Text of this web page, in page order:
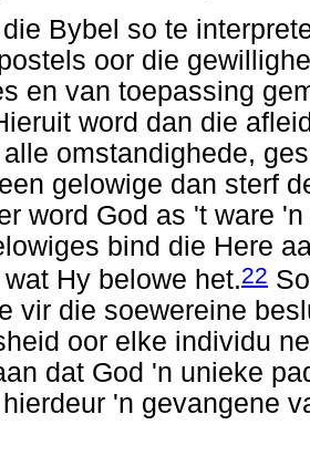
Bybel so te
oor die
en van toepassing
word dan die
omstandighede,
gelowige dan sterf
word God as 't ware
bind die Here
Hy belowe het.22
vir die soewereine
oor elke individu
dat God 'n unieke
'n gevangene